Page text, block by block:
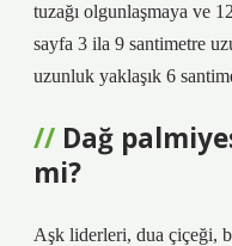
tuzağı olgunlaşmaya ve
sayfa 3 ila 9 santimetre
uzunluk yaklaşık 6
Dağ
mi?
Aşk liderleri, dua çiçeği,